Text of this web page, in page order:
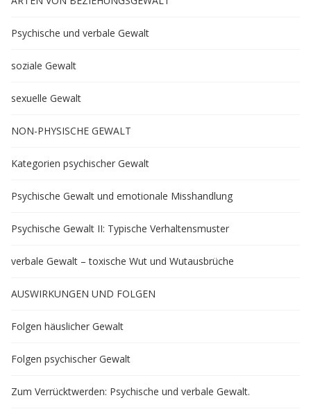
Psychische und verbale Gewalt
soziale Gewalt
sexuelle Gewalt
NON-PHYSISCHE GEWALT
Kategorien psychischer Gewalt
Psychische Gewalt und emotionale Misshandlung
Psychische Gewalt II: Typische Verhaltensmuster
verbale Gewalt – toxische Wut und Wutausbrüche
AUSWIRKUNGEN UND FOLGEN
Folgen häuslicher Gewalt
Folgen psychischer Gewalt
Zum Verrücktwerden: Psychische und verbale Gewalt.